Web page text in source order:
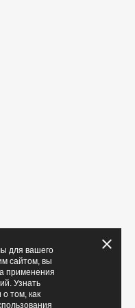
для вашего
сайтом, вы
применения
Узнать
том, как